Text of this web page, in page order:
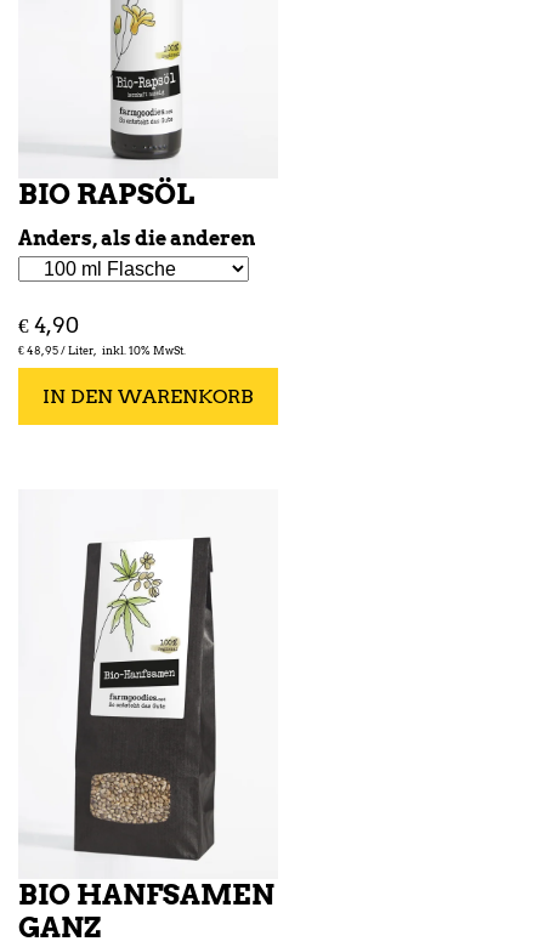
BIO RAPSÖL
Anders, als die anderen
€4,90
€48,95 /Liter inkl. 10% MwSt.
IN DEN WARENKORB
BIO HANFSAMEN
GANZ